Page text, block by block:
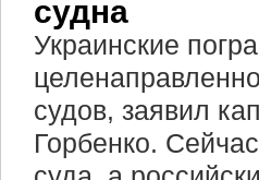
судна
Украинские
судов, заявил
Горбенко.